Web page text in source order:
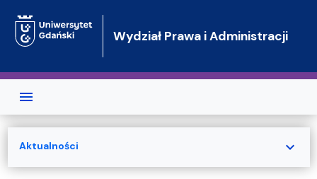
Wydział Prawa i Administracji
Aktualności expand_more